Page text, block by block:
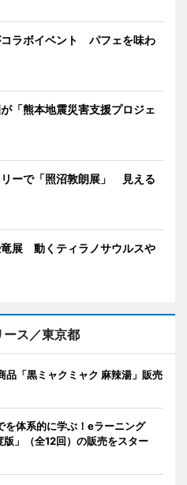
ラボイベント パフェを味わ
「熊本地震災害支援プロジェ
ーで「照沼敦朗展」 見える
展 動くティラノサウルスや
ース／東京都
「黒ミャクミャク 麻辣湯」販売
を体系的に学ぶ！eラーニング
」（全12回）の販売をスター